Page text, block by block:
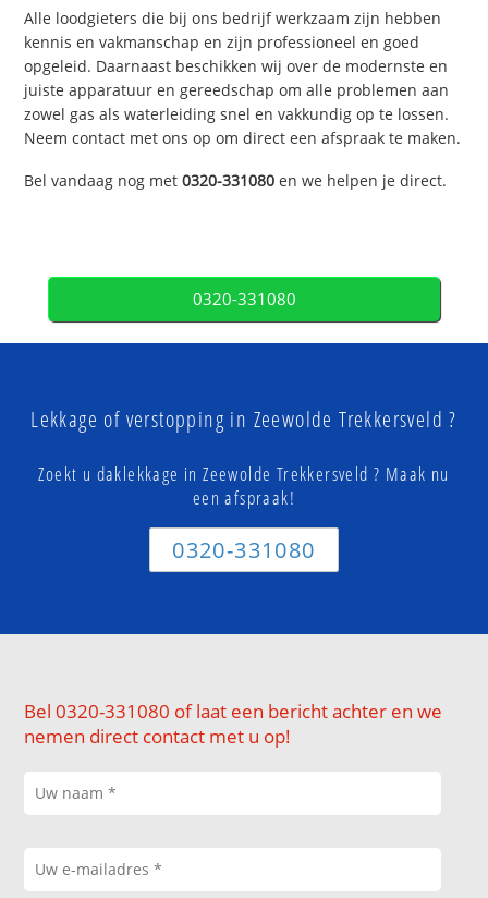
Alle loodgieters die bij ons bedrijf werkzaam zijn hebben
kennis en vakmanschap en zijn professioneel en goed
opgeleid. Daarnaast beschikken wij over de modernste en
juiste apparatuur en gereedschap om alle problemen aan
zowel gas als waterleiding snel en vakkundig op te lossen.
Neem contact met ons op om direct een afspraak te maken.
Bel vandaag nog met0320-331080 en we helpen je direct.
0320-331080
Lekkage of verstopping in Zeewolde Trekkersveld ?
Zoekt u daklekkage in Zeewolde Trekkersveld ? Maak nu
een afspraak!
0320-331080
Bel 0320-331080 of laat een bericht achter en we
nemen direct contact met u op!